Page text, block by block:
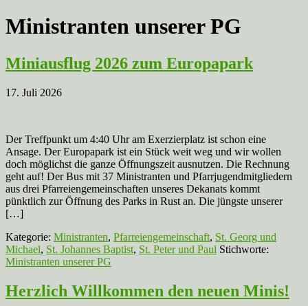
Ministranten unserer PG
Miniausflug 2026 zum Europapark
17. Juli 2026
Der Treffpunkt um 4:40 Uhr am Exerzierplatz ist schon eine
Ansage. Der Europapark ist ein Stück weit weg und wir wollen
doch möglichst die ganze Öffnungszeit ausnutzen. Die Rechnung
geht auf! Der Bus mit 37 Ministranten und Pfarrjugendmitgliedern
aus drei Pfarreiengemeinschaften unseres Dekanats kommt
pünktlich zur Öffnung des Parks in Rust an. Die jüngste unserer
[…]
Kategorie: Ministranten, Pfarreiengemeinschaft, St. Georg und
Michael, St. Johannes Baptist, St. Peter und Paul Stichworte:
Ministranten unserer PG
Herzlich Willkommen den neuen Minis!